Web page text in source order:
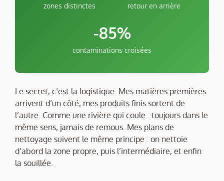
zones distinctes retour en arrière
-85%
contaminations croisées
Le secret, c’est la logistique. Mes matières premières
arrivent d’un côté, mes produits finis sortent de
l’autre. Comme une rivière qui coule : toujours dans le
même sens, jamais de remous. Mes plans de
nettoyage suivent le même principe : on nettoie
d’abord la zone propre, puis l’intermédiaire, et enfin
la souillée.